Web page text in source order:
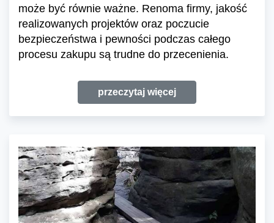
może być równie ważne. Renoma firmy, jakość
realizowanych projektów oraz poczucie
bezpieczeństwa i pewności podczas całego
procesu zakupu są trudne do przecenienia.
przeczytaj więcej